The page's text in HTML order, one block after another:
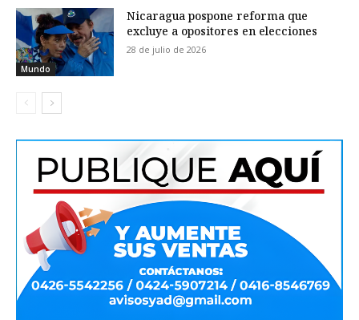
Mundo
Nicaragua pospone reforma que
excluye a opositores en elecciones
28 de julio de 2026